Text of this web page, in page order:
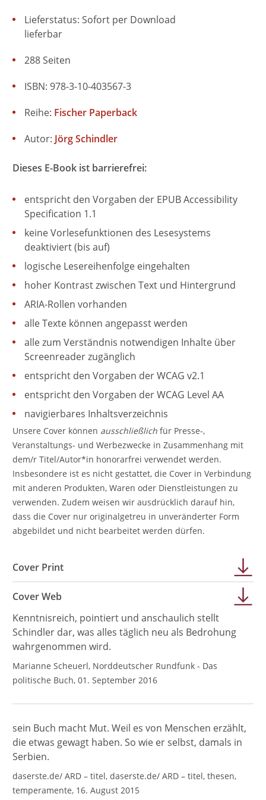
Lieferstatus: Sofort per Download
lieferbar
ISBN: 978-3-10-403567-3
288 Seiten
Reihe: Fischer Paperback
Autor: Jörg Schindler
Dieses E-Book ist barrierefrei:
entspricht den Vorgaben der EPUB Accessibility
Specification 1.1
keine Vorlesefunktionen des Lesesystems
deaktiviert (bis auf)
logische Lesereihenfolge eingehalten
hoher Kontrast zwischen Text und Hintergrund
ARIA-Rollen vorhanden
alle Texte können angepasst werden
alle zum Verständnis notwendigen Inhalte über
Screenreader zugänglich
entspricht den Vorgaben der WCAG v2.1
entspricht den Vorgaben der WCAG Level AA
navigierbares Inhaltsverzeichnis
Unsere Cover können ausschließlichfür Presse-,
Veranstaltungs- und Werbezwecke in Zusammenhang mit
dem/r Titel/Autor*in honorarfrei verwendet werden.
Insbesondere ist es nicht gestattet, die Cover in Verbindung
mit anderen Produkten, Waren oder Dienstleistungen zu
verwenden. Zudem weisen wir ausdrücklich darauf hin,
dass die Cover nur originalgetreu in unveränderter Form
abgebildet und nicht bearbeitet werden dürfen.
Cover Print
Cover Web
Kenntnisreich, pointiert und anschaulich stellt
Schindler dar, was alles täglich neu als Bedrohung
wahrgenommen wird.
Marianne Scheuerl, Norddeutscher Rundfunk - Das
politische Buch, 01. September 2016
sein Buch macht Mut. Weil es von Menschen erzählt,
die etwas gewagt haben. So wie er selbst, damals in
Serbien.
daserste.de/ ARD – titel, daserste.de/ ARD – titel, thesen,
temperamente, 16. August 2015